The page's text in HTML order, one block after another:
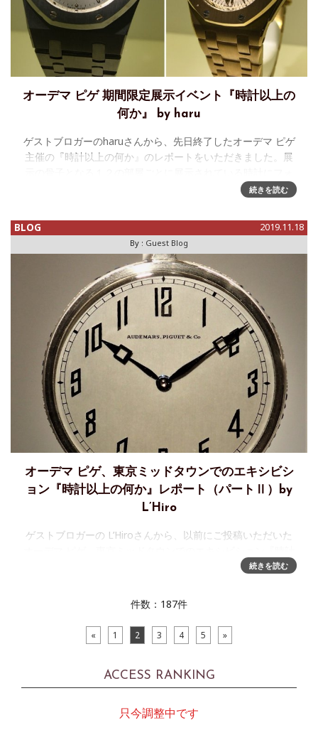
オーデマ ピゲ 期間限定展示イベント『時計以上の
何か』 by haru
ゲストブロガーのharuさんから、先日終了したオーデマ ピゲ
主催の『時計以上の何か』のレポートをいただきました。展
ーカスした投稿となっておりますので、先にUPさせたいただ
続きを読む
BLOG 2019.11.18
By : Guest Blog
オーデマ ピゲ、東京ミッドタウンでのエキシビシ
ョン『時計以上の何か』レポート（パートⅡ）by
L’Hiro
ゲストブロガーの L’Hiroさんから、以前にご投稿いただいた
以上の何か』レポート に続く、レポート第二弾をいただき
続きを読む
件数：187件
« 1 2 3 4 5 »
ACCESS RANKING
只今調整中です